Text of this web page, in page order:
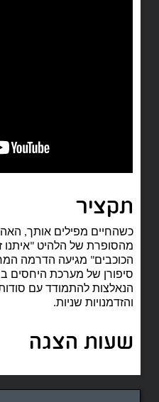
תקציר
כשהחיים מפילים אותך,
מהסופרת של הלהיט
הכוכבים" מגיעה הדרמה
סיפורן של מערכת היחסים
הנאלצות להתמודד עם
והזדמנויות שניות.
שעות הצגה